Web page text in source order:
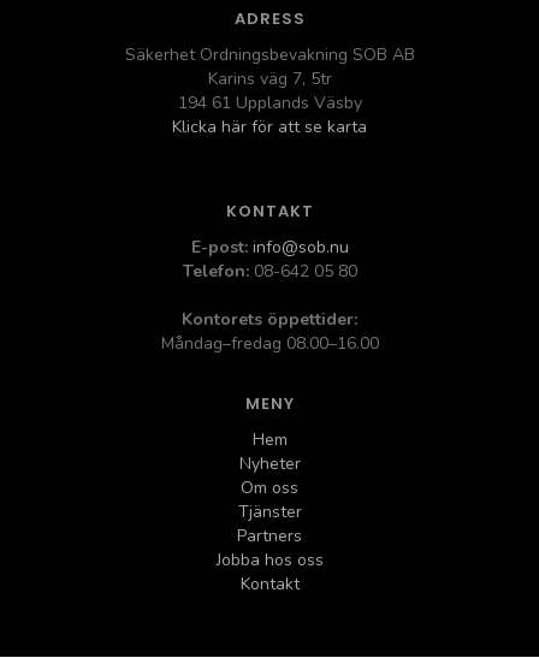
ADRESS
Säkerhet Ordningsbevakning SOB AB
Karins väg 7, 5tr
194 61 Upplands Väsby
Klicka här för att se karta
KONTAKT
E-post: info@sob.nu
Telefon:08-642 05 80
Kontorets öppettider:
Måndag–fredag 08.00–16.00
MENY
Hem
Nyheter
Om oss
Tjänster
Partners
Jobba hos oss
Kontakt